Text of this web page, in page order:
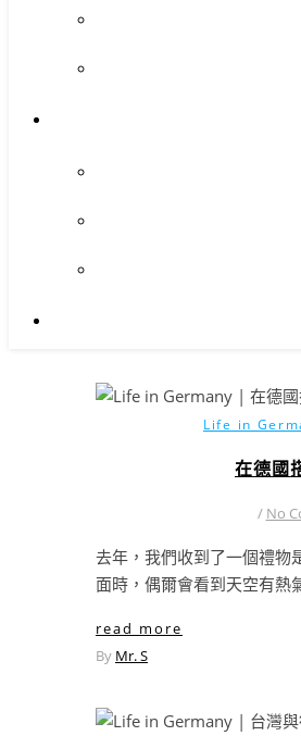
Life in
在德國
/ No
去年，我們收到了一個禮物
面時，偶爾會看到天空有熱
read more
By Mr. S